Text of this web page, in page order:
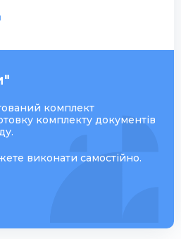
комплект
комплекту документів
виконати самостійно.